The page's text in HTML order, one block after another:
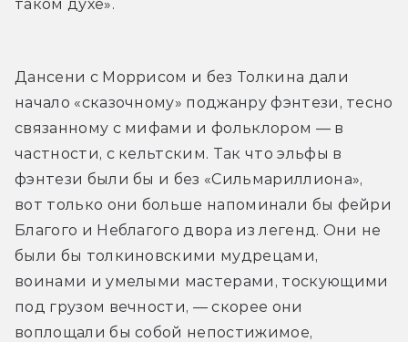
таком духе».
Дансени с Моррисом и без Толкина дали
начало «сказочному» поджанру фэнтези, тесно
связанному с мифами и фольклором — в
частности, с кельтским. Так что эльфы в
фэнтези были бы и без «Сильмариллиона»,
вот только они больше напоминали бы фейри
Благого и Неблагого двора из легенд. Они не
были бы толкиновскими мудрецами,
воинами и умелыми мастерами, тоскующими
под грузом вечности, — скорее они
воплощали бы собой непостижимое,